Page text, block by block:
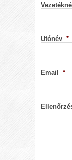
Utónév *
Email *